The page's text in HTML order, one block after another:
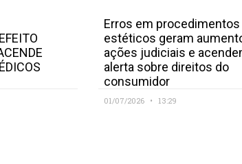
Erros em procedimentos
estéticos geram
ações judiciais e
alerta sobre direitos do
consumidor
01/07/2026 13:29